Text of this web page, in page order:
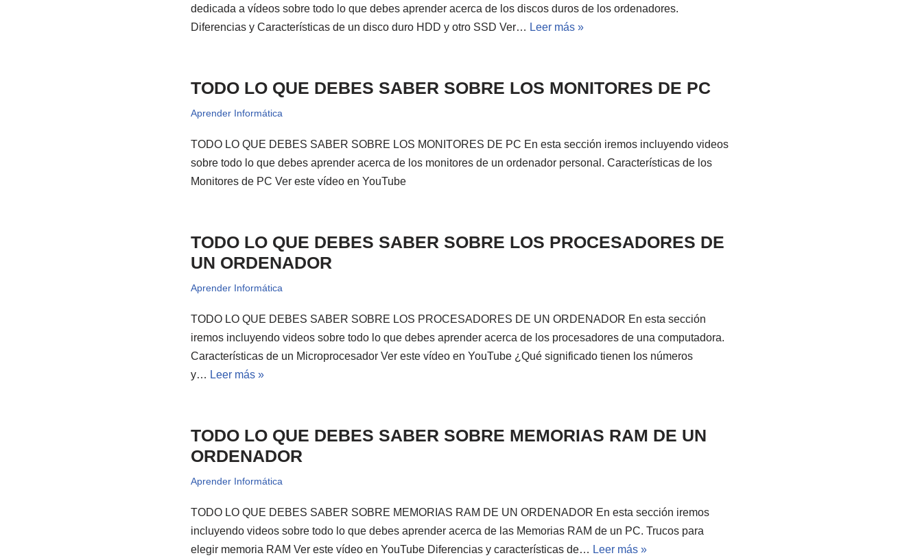
dedicada a vídeos sobre todo lo que debes aprender acerca de los discos duros de los ordenadores.
Diferencias y Características de un disco duro HDD y otro SSD Ver… Leer más »
TODO LO QUE DEBES SABER SOBRE LOS MONITORES DE PC
Aprender Informática
TODO LO QUE DEBES SABER SOBRE LOS MONITORES DE PC En esta sección iremos incluyendo videos
sobre todo lo que debes aprender acerca de los monitores de un ordenador personal. Características de los
Monitores de PC Ver este vídeo en YouTube
TODO LO QUE DEBES SABER SOBRE LOS PROCESADORES DE
UN ORDENADOR
Aprender Informática
TODO LO QUE DEBES SABER SOBRE LOS PROCESADORES DE UN ORDENADOR En esta sección
iremos incluyendo videos sobre todo lo que debes aprender acerca de los procesadores de una computadora.
Características de un Microprocesador Ver este vídeo en YouTube ¿Qué significado tienen los números
y… Leer más »
TODO LO QUE DEBES SABER SOBRE MEMORIAS RAM DE UN
ORDENADOR
Aprender Informática
TODO LO QUE DEBES SABER SOBRE MEMORIAS RAM DE UN ORDENADOR En esta sección iremos
incluyendo videos sobre todo lo que debes aprender acerca de las Memorias RAM de un PC. Trucos para
elegir memoria RAM Ver este vídeo en YouTube Diferencias y características de… Leer más »